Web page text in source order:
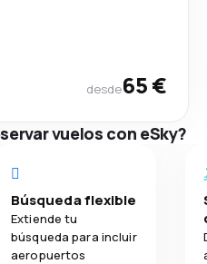
desde65 €
vuelos con eSky?
Búsqueda flexible
Extiende tu
búsqueda para incluir
aeropuertos